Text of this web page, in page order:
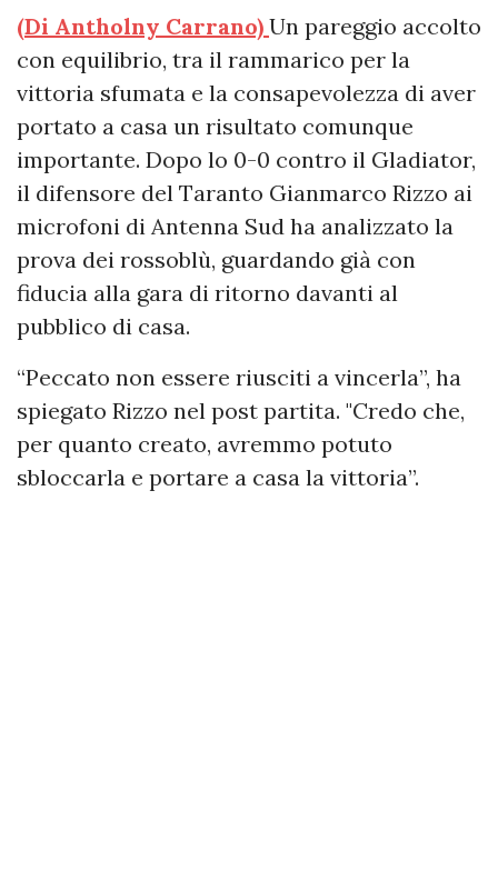
(Di Antholny Carrano) Un pareggio accolto
con equilibrio, tra il rammarico per la
vittoria sfumata e la consapevolezza di aver
portato a casa un risultato comunque
importante. Dopo lo 0-0 contro il Gladiator,
il difensore del Taranto Gianmarco Rizzo ai
microfoni di Antenna Sud ha analizzato la
prova dei rossoblù, guardando già con
fiducia alla gara di ritorno davanti al
pubblico di casa.
“Peccato non essere riusciti a vincerla”, ha
spiegato Rizzo nel post partita. "Credo che,
per quanto creato, avremmo potuto
sbloccarla e portare a casa la vittoria”.